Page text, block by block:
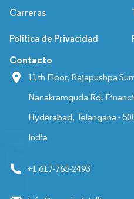
Carreras
Política de Privacidad
Contacto
11th Floor, Rajapushpa
Nanakramguda Rd,
Hyderabad, Telangana -
India
+1 617-765-2493